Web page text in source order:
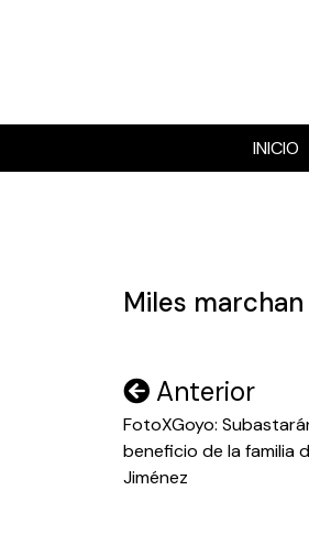
INICIO
Miles
Navegación
de
entradas
Anterior
FotoXGoyo:
beneficio de la familia
Jiménez